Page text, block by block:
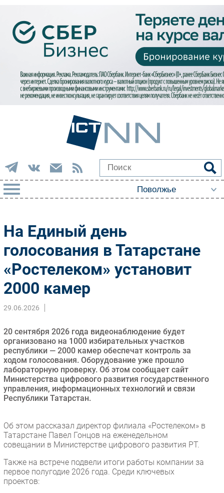
Импорто­замещение
Автоматизация Промышленности
Интернет
Фиксированная связь
Интеграция
Маркетинг
Торговые сети
Оборудование
ПО
Outsourcing
Финансы
Web
Безопасность
Инновации
На Единый день
голосования в Татарстане
«Ростелеком» установит
2000 камер
29.06.2026
20 сентября 2026 года видеонаблюдение будет
организовано на 1000 избирательных участков
республики — 2000 камер обеспечат контроль за
ходом голосования. Оборудование уже прошло
лабораторную проверку. Об этом сообщает сайт
Министерства цифрового развития государственного
управления, информационных технологий и связи
Республики Татарстан.
Об этом рассказал директор филиала «Ростелеком» в
Татарстане Павел Гонцов на еженедельном
совещании в Министерстве цифрового развития РТ.
Также на встрече подвели итоги работы компании за
первое полугодие 2026 года. Среди ключевых
проектов: